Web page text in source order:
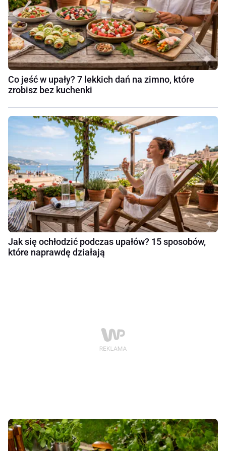
Co jeść w upały? 7 lekkich dań na zimno, które
zrobisz bez kuchenki
Jak się ochłodzić podczas upałów? 15 sposobów,
które naprawdę działają